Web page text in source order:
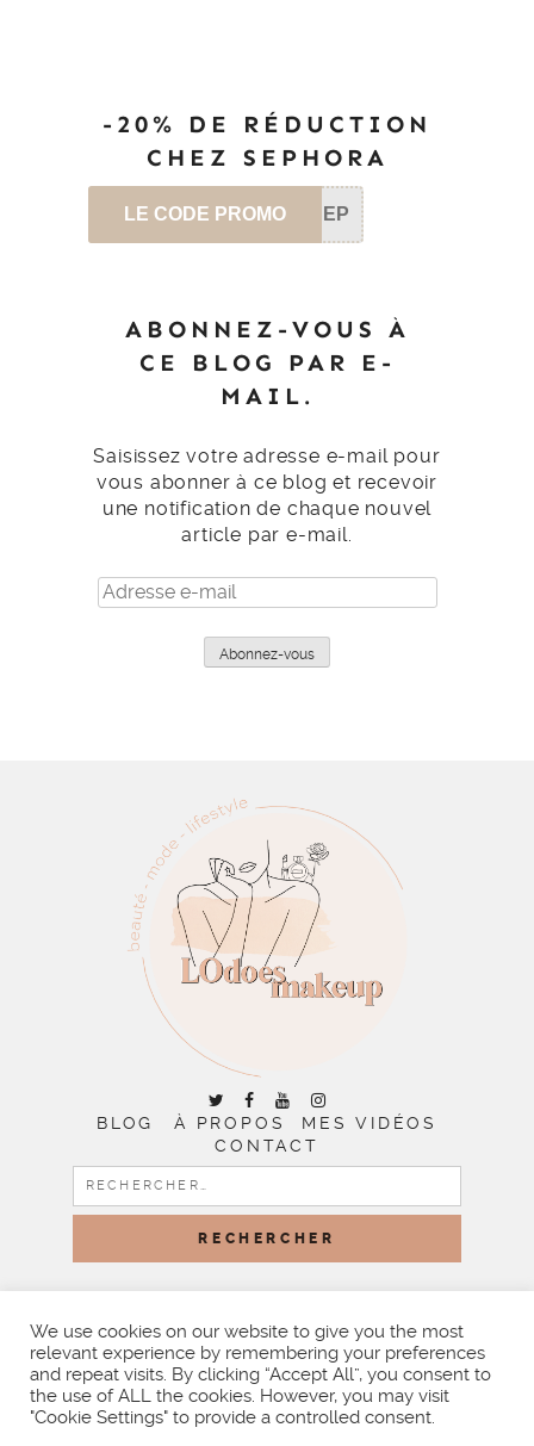
-20% DE RÉDUCTION
CHEZ SEPHORA
LE CODE PROMO SEP
ABONNEZ-VOUS À
CE BLOG PAR E-
MAIL.
Saisissez votre adresse e-mail pour
vous abonner à ce blog et recevoir
une notification de chaque nouvel
article par e-mail.
Adresse
e-
Abonnez-vous
BLOG À PROPOS
MES VIDÉOS
CONTACT
RECHERCHER :
BY LITTLE THEME SHOP
We use cookies on our website to give you the most
relevant experience by remembering your preferences
and repeat visits. By clicking “Accept All”, you consent to
the use of ALL the cookies. However, you may visit
"Cookie Settings" to provide a controlled consent.